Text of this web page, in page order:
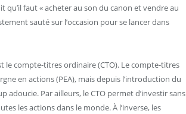
faut « acheter au son du canon et vendre au
sauté sur l’occasion pour se lancer dans
le compte-titres ordinaire (CTO). Le compte-titres
en actions (PEA), mais depuis l’introduction du
adoucie. Par ailleurs, le CTO permet d’investir sans
les actions dans le monde. À l’inverse, les